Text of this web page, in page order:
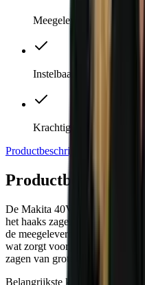
Meegeleverde
Instelbaar toerental voor
Krachtige 40V BL-motor
Productbeschrijving
Productbeschrijving
De Makita 40V reciprozaag
het haaks zagen van buizen tot
de meegeleverde kettingklem
wat zorgt voor een precieze en
zagen van grotere buizen
Belangrijkste kenmerken: